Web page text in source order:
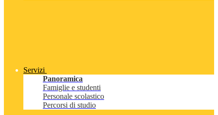
Servizi
Panoramica
Famiglie e studenti
Personale scolastico
Percorsi di studio